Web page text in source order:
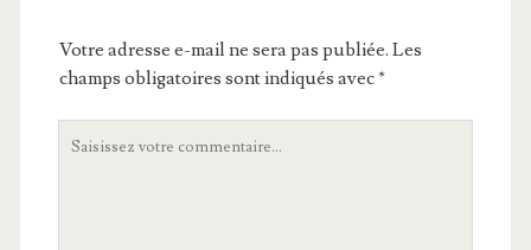
Votre adresse e-mail ne sera pas publiée. Les
champs obligatoires sont indiqués avec*